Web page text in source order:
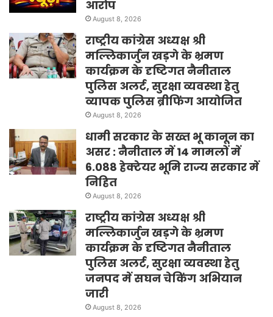
आरोप
August 8, 2026
राष्ट्रीय कांग्रेस अध्यक्ष श्री
मल्लिकार्जुन खड़गे के भ्रमण
कार्यक्रम के दृष्टिगत नैनीताल
पुलिस अलर्ट, सुरक्षा व्यवस्था हेतु
व्यापक पुलिस ब्रीफिंग आयोजित
August 8, 2026
धामी सरकार के सख्त भू कानून का
असर : नैनीताल में 14 मामलों में
6.088 हेक्टेयर भूमि राज्य सरकार में
निहित
August 8, 2026
राष्ट्रीय कांग्रेस अध्यक्ष श्री
मल्लिकार्जुन खड़गे के भ्रमण
कार्यक्रम के दृष्टिगत नैनीताल
पुलिस अलर्ट, सुरक्षा व्यवस्था हेतु
जनपद में सघन चेकिंग अभियान
जारी
August 8, 2026